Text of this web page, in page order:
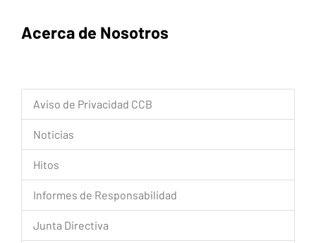
Acerca de Nosotros
Aviso de Privacidad CCB
Noticias
Hitos
Informes de Responsabilidad
Junta Directiva